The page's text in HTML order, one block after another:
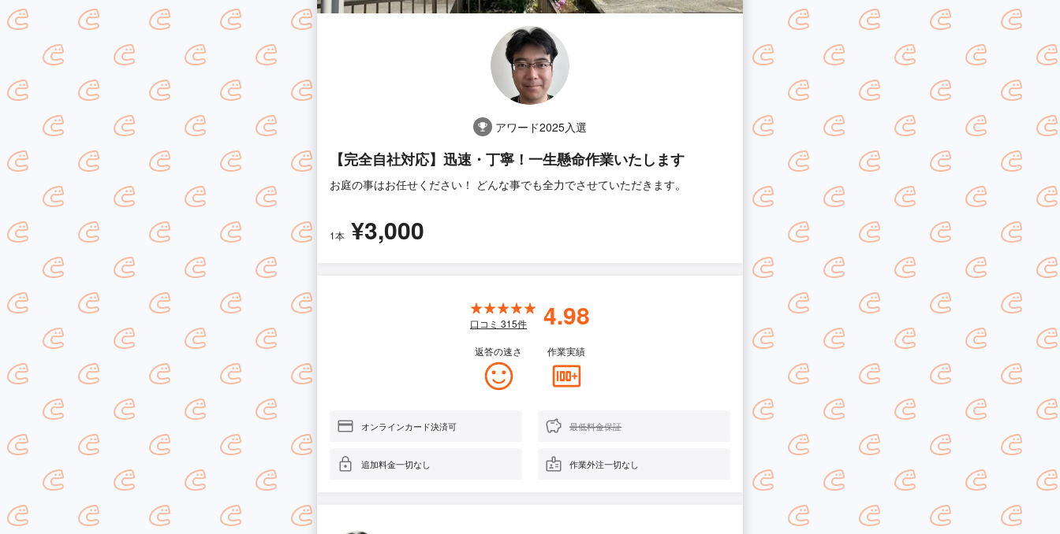
アワード2025入選
【完全自社対応】迅速・丁寧！一生懸命作業いたします
お庭の事はお任せください！ どんな事でも全力でさせていただきます。
1本 ¥3,000
口コミ 315件 4.98
返答の速さ 作業実績
オンラインカード決済可 最低料金保証
追加料金一切なし 作業外注一切なし